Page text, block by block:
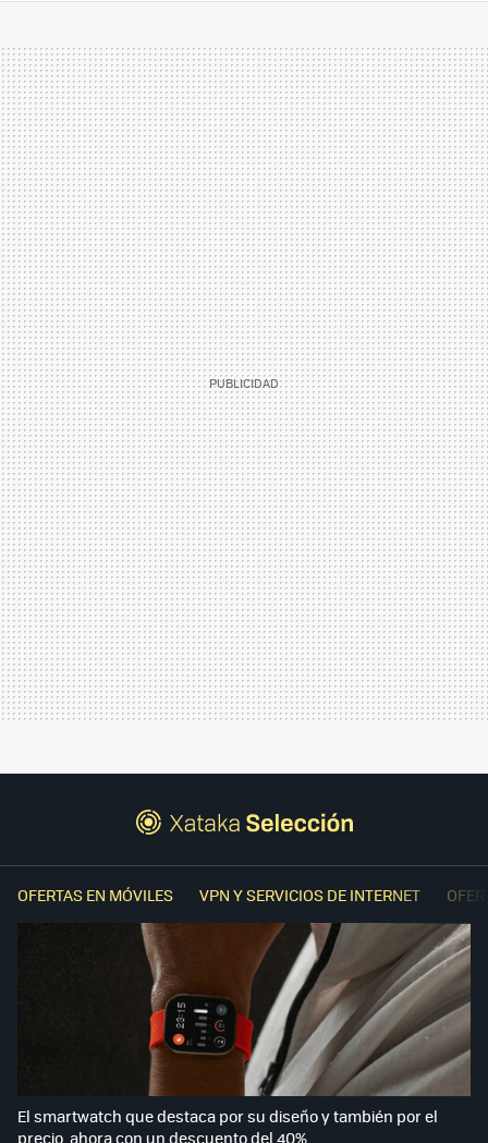
OFERTAS EN MÓVILES VPN Y SERVICIOS DE INTERNET
El smartwatch que destaca por su diseño y también por el
precio, ahora con un descuento del 40%